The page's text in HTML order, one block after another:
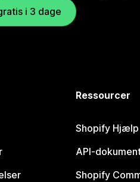
i 3 dage
Ressourcer
Shopify Hjælp
API-
Shopify